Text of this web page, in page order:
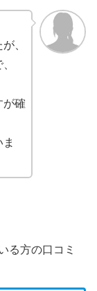
、
が確
る方の口コミ